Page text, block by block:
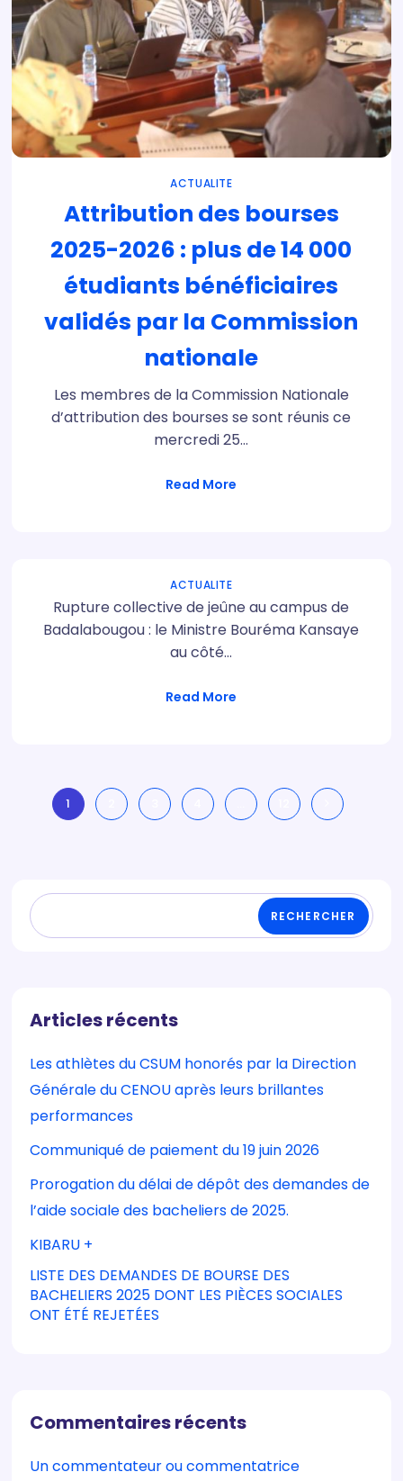
ACTUALITE
Attribution des bourses
2025-2026 : plus de 14 000
étudiants bénéficiaires
validés par la Commission
nationale
Les membres de la Commission Nationale
d’attribution des bourses se sont réunis ce
mercredi 25…
Read More
ACTUALITE
Rupture collective de jeûne au campus de
Badalabougou : le Ministre Bouréma Kansaye
au côté…
Read More
1
RECHERCHER
Articles récents
Les athlètes du CSUM honorés par la Direction
Générale du CENOU après leurs brillantes
performances
Communiqué de paiement du 19 juin 2026
Prorogation du délai de dépôt des demandes de
l’aide sociale des bacheliers de 2025.
KIBARU +
LISTE DES DEMANDES DE BOURSE DES
BACHELIERS 2025 DONT LES PIÈCES SOCIALES
ONT ÉTÉ REJETÉES
Commentaires récents
Un commentateur ou commentatrice